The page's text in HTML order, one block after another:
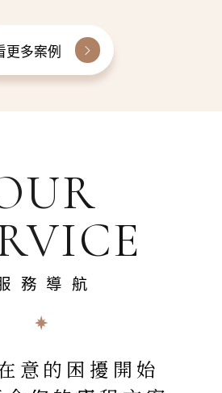
更多案例
務導航
意的困擾開始